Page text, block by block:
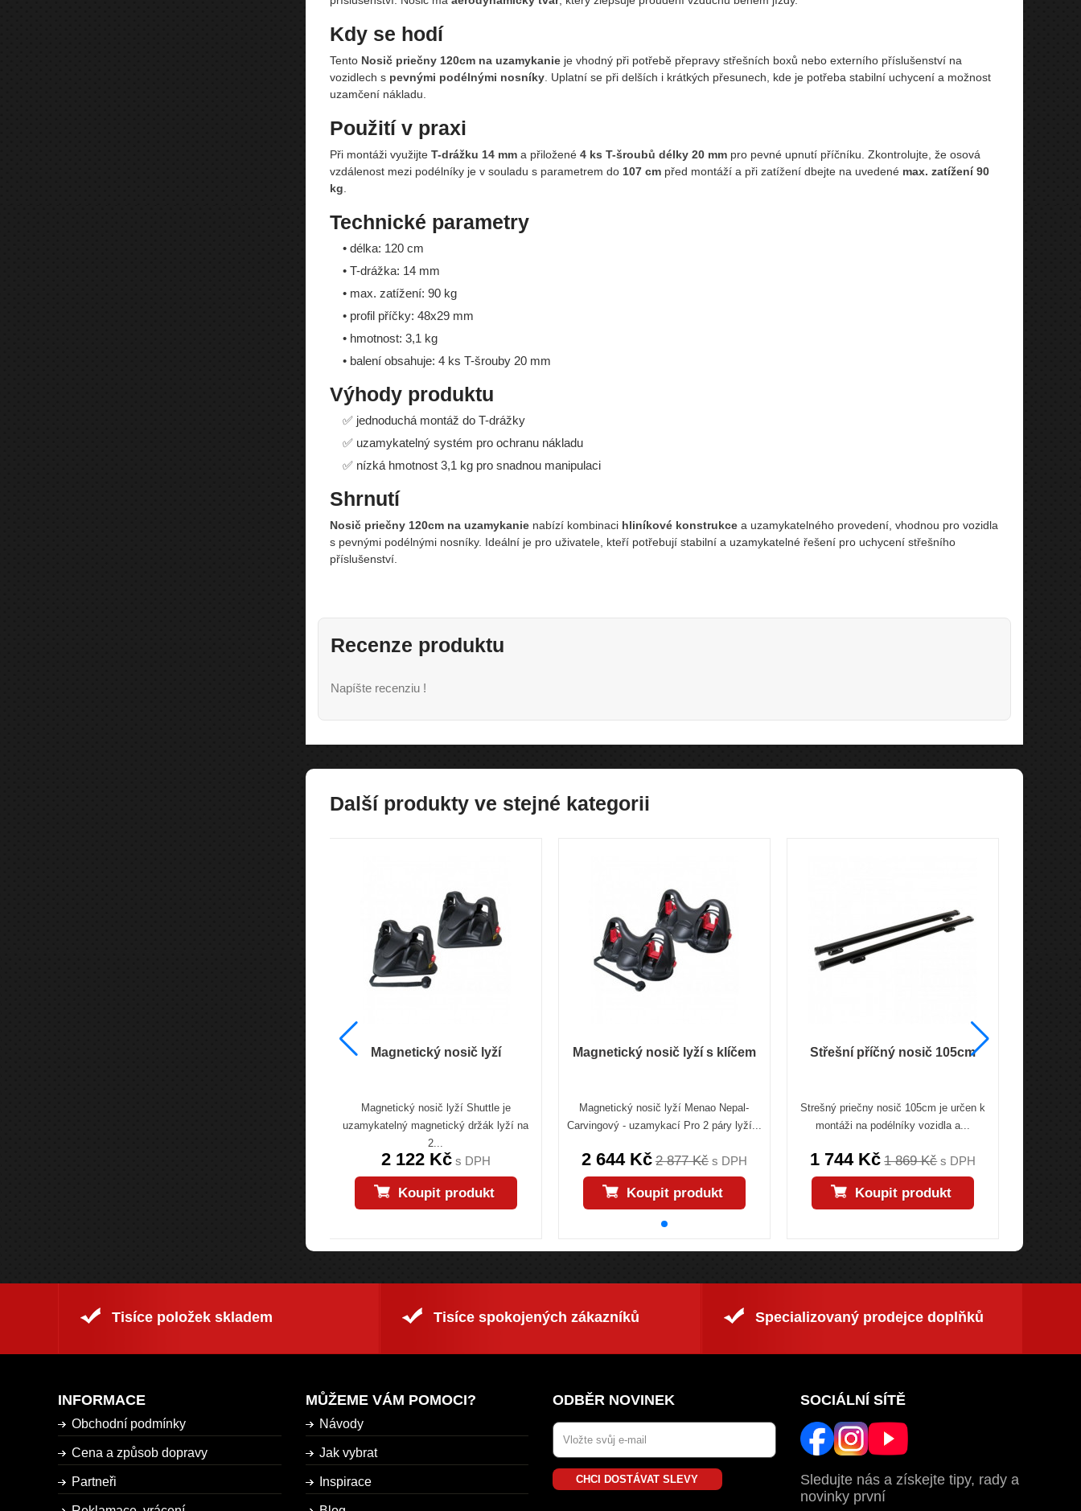
Kdy se hodí
Tento Nosič priečny 120cm na uzamykanieje vhodný při potřebě přepravy střešních boxů nebo externího příslušenství na
vozidlech s pevnými podélnými nosníky. Uplatní se při delších i krátkých přesunech, kde je potřeba stabilní uchycení a možnost
uzamčení nákladu.
Použití v praxi
Při montáži využijte T-drážku 14 mma přiložené 4 ks T-šroubů délky 20 mmpro pevné upnutí příčníku. Zkontrolujte, že osová
vzdálenost mezi podélníky je v souladu s parametrem do 107 cmpřed montáží a při zatížení dbejte na uvedené max. zatížení 90
kg
Technické parametry
• délka: 120 cm
• T-drážka: 14 mm
• max. zatížení: 90 kg
• profil příčky: 48x29 mm
• hmotnost: 3,1 kg
• balení obsahuje: 4 ks T-šrouby 20 mm
Výhody produktu
✅ jednoduchá montáž do T-drážky
✅ uzamykatelný systém pro ochranu nákladu
✅ nízká hmotnost 3,1 kg pro snadnou manipulaci
Shrnutí
Nosič priečny 120cm na uzamykanienabízí kombinaci hliníkové konstrukcea uzamykatelného provedení, vhodnou pro vozidla
s pevnými podélnými nosníky. Ideální je pro uživatele, kteří potřebují stabilní a uzamykatelné řešení pro uchycení střešního
příslušenství.
Recenze produktu
Napíšte recenziu !
Další produkty ve stejné kategorii
Magnetický nosič lyží
Magnetický nosič lyží Shuttle je
uzamykatelný magnetický držák lyží na
2...
2 122 Kčs DPH
Koupit produkt
Magnetický nosič lyží s klíčem
Magnetický nosič lyží Menao Nepal-
Carvingový - uzamykací Pro 2 páry lyží...
2 644 Kč 2 877 Kčs DPH
Koupit produkt
Střešní příčný nosič 105cm
Strešný priečny nosič 105cm je určen k
montáži na podélníky vozidla a...
1 744 Kč 1 869 Kčs DPH
Koupit produkt
Tisíce položek skladem Tisíce spokojených zákazníků Specializovaný prodejce doplňků
INFORMACE
Obchodní podmínky
Cena a způsob dopravy
Partneři
MŮŽEME VÁM POMOCI?
Návody
Jak vybrat
Inspirace
ODBĚR NOVINEK
CHCI DOSTÁVAT SLEVY
SOCIÁLNÍ SÍTĚ
Sledujte nás a získejte tipy, rady a
novinky první